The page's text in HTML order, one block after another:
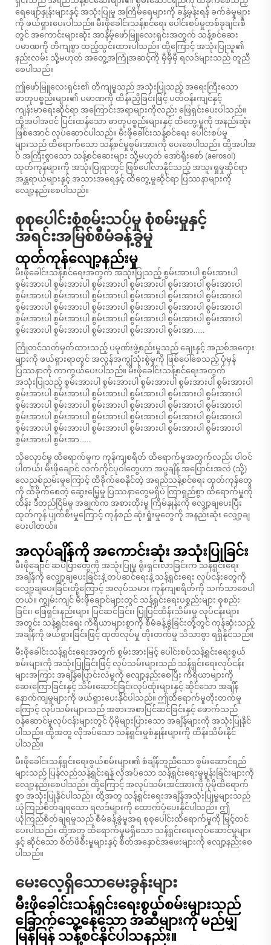
ရေဖျော်နှုန်းများနှင့် အသုံးပြုမှု အကြိမ်ရေများကို ခန့်မှန်းရန် ခက်ခဲမှုများ
ကို ဖယ်ရှားပေးပါသည်။ မီးဖိုခေါင်းသန့်စင်ရေး ပေါင်းစပ်မှုတစ်ခုချင်းစီ
တွင် အကောင်းများဆုံး အာနိမ့်ဖော်မြူလေးရှင်းအတွက် သန့်စင်ဆေး
ပမာဏကို တိကျစွာ ထည့်သွင်းထားပါသည်။ ထို့ကြောင့် အသုံးပြုသူ၏
နည်းလမ်း သို့မဟုတ် အတွေ့အကြုံအဆင့်ကို မှီမှီမှီ ရလဒ်များသည် တူညီ
စေပါသည်။
ဤဖော်မြူလေးရှင်း၏ တိကျမှုသည် အသုံးပြုသည့် အရေးကြီးသော
ဓာတုပစ္စည်းများ၏ ပမာဏကို ထိန်းညှိခြင်းဖြင့် ပတ်ဝန်းကျင်နှင့်
ကျန်းမာရေးဆိုင်ရာ အကြောင်းအရာများကိုလည်း ဖြေရှင်းပေးပါသည်။
ထို့အပါအဝင် ပြင်းထန်သော ဓာတုပစ္စည်းများနှင့် ထိတွေ့မှုကို အနည်းဆုံး
ဖြစ်အောင် လုပ်ဆောင်ပါသည်။ မီးဖိုခေါင်းသန့်စင်ရေး ပေါင်းစပ်မှု
များသည် ထိရောက်သော သန့်စင်မှုစွမ်းအားကို ပေးစေပါသည်။ ထို့အပါအ
ဝ် အကြီးစွာသော သန့်စင်ဆေးများ သို့မဟုတ် အော်ရိုးစော် (aerosol)
ထုတ်ကုန်များကို အသုံးပြုရာတွင် ဖြစ်ပေါ်လာနိုင်သည့် အသူးရှုမှုဆိုင်ရာ
အန္တရာယ်များနှင့် အသားအရေနှင့် ထိတွေ့မှုဆိုင်ရာ ပြဿနာများကို
လျော့နည်းစေပါသည်။
စုစုပေါင်းစုံစမ်းသပ်မှု စုံစမ်းမှုနှင့်
အရင်းအမြစ်စီမံခန့်ခွဲမှု
ထုတ်ကုန်လျော့နည်းမှု
မီးဖိုခေါင်းသန့်စင်ရေးအတွက် အသုံးပြုသည့် စွမ်းအားပါ စွမ်းအားပါ
စွမ်းအားပါ စွမ်းအားပါ စွမ်းအားပါ စွမ်းအားပါ စွမ်းအားပါ စွမ်းအားပါ
စွမ်းအားပါ စွမ်းအားပါ စွမ်းအားပါ စွမ်းအားပါ စွမ်းအားပါ စွမ်းအားပါ
စွမ်းအားပါ စွမ်းအားပါ စွမ်းအားပါ စွမ်းအားပါ စွမ်းအားပါ စွမ်းအားပါ
စွမ်းအားပါ စွမ်းအားပါ စွမ်းအားပါ စွမ်းအားပါ စွမ်းအားပါ စွမ်းအားပါ
စွမ်းအားပါ စွမ်းအားပါ စွမ်းအားပါ စွမ်းအားပါ စွမ်းအာ......
ကြိုတင်သတ်မှတ်ထားသည့် ပမုဏ်းဖွဲ့စည်းမှုသည် ချေးနှင့် အညစ်အကှေး
များကို ဖယ်ရှားရာတွင် အလွန်အကျွံသုံးစွဲမှုကို ဖြစ်ပေါ်စေသည့် ပုံမှန်
ပြဿနာကို ကာကွယ်ပေးပါသည်။ မီးဖိုခေါင်းသန့်စင်ရေးအတွက်
အသုံးပြုသည့် စွမ်းအားပါ စွမ်းအားပါ စွမ်းအားပါ စွမ်းအားပါ စွမ်းအားပါ
စွမ်းအားပါ စွမ်းအားပါ စွမ်းအားပါ စွမ်းအားပါ စွမ်းအားပါ စွမ်းအားပါ
စွမ်းအားပါ စွမ်းအားပါ စွမ်းအားပါ စွမ်းအားပါ စွမ်းအားပါ စွမ်းအားပါ
စွမ်းအားပါ စွမ်းအားပါ စွမ်းအားပါ စွမ်းအားပါ စွမ်းအားပါ စွမ်းအားပါ
စွမ်းအားပါ စွမ်းအားပါ စွမ်းအားပါ စွမ်းအားပါ စွမ်းအားပါ စွမ်းအားပါ
စွမ်းအားပါ စွမ်းအာ......
သိုလှောင်မှု ထိရောက်မှုက ကုန်ကျစရိတ် ထိရောက်မှုအတွက်လည်း ပါဝင်
ပါတယ်၊ မီးဖိုချောင် လက်ကိုင်ပုဝါတွေဟာ အပူချိန် အပြောင်းအလဲ (သို့)
လေညစ်ညမ်းမှုကြောင့် ထိခိုက်စေနိုင်တဲ့ အရည်သန့်စင်ရေး ထုတ်ကုန်တွေ
ကို ထိခိုက်စေတဲ့ ဆွေးမြေ့မှု ပြဿနာတွေမရှိပဲ ကြာရှည်စွာ ထိရောက်မှုကို
ထိန်း ဒီတည်ငြိမ်မှု အချက်က အစားထိုးမှု ကြိမ်နှုန်းကို လျှော့ချပေးပြီး
ထုတ်ကုန် ပျက်စီးမှုကြောင့် ကုန်စည် ဆုံးရှုံးမှုတွေကို အနည်းဆုံး လျှော့ချ
ပေးပါတယ်။
အလုပ်ချိန်ကို အကောင်းဆုံး အသုံးပြုခြင်း
မီးဖိုချောင် ဆပ်ပြာတွေကို အသုံးပြုမှု ရိုးရှင်းလာခြင်းက သန့်ရှင်းရေး
အချိန်ကို လျှော့ချပေးခြင်းနဲ့ တပ်ဆင်ရေးနဲ့ သန့်ရှင်းရေး လုပ်ငန်းတွေကို
လျှော့ချပေးခြင်းတို့ကြောင့် အလုပ်သမား ကုန်ကျစရိတ်ကို သက်သာစေပါ
တယ်။ ကျွမ်းကျင် မီးဖိုချောင်များတွင် သန့်ရှင်းရေးပစ္စည်းများ စုစည်း
ခြင်း၊ ဖြေရှင်းနည်းများ ပြင်ဆင်ခြင်း၊ ပြုပြင်ထိန်းသိမ်းမှု လုပ်ငန်းများ
အတွင်း သန့်ရှင်းရေး ကိရိယာများစွာကို စီမံခန့်ခွဲခြင်းတို့တွင် ကုန်ဆုံးသည့်
အချိန်ကို ဖယ်ရှားခြင်းဖြင့် ထုတ်လုပ်မှု တိုးတက်မှု သိသာစွာ ရရှိနိုင်သည်။
မီးဖိုခေါင်းသန့်ရှင်းရေးအတွက် စွမ်းအားမြင့် ပေါင်းစပ်သန့်ရှင်းရေးစွယ်
စမ်းများကို အသုံးပြုခြင်းဖြင့် လုပ်သမ်းများသည် သန့်ရှင်းရေးလုပ်ငန်း
များအကြား အချိန်ပြောင်းလဲမှုကို လျော့နည်းစေပြီး ကိရိယာများကို
ဆေးကြောခြင်းနှင့် သိမ်းဆောင်ခြင်းလုပ်ထုံးများနှင့် ဆိုင်သော အချိန်
နောက်ကျမှုများကို ဖယ်ရှားပေးနိုင်ပါသည်။ ဤထိရောက်မှုတိုးတက်မှု
ကြောင့် လုပ်သမ်းများသည် အစားအစာပြင်ဆင်ခြင်းနှင့် ဖောက်သည်
ဝန်ဆောင်မှုလုပ်ငန်းများတွင် ပိုမိုများပြားသော အချိန်များကို အသုံးပြုနိုင်
ပါသည်။ ထို့အတူ လိုအပ်သော သန့်ရှင်းမှုစံနှုန်းများကို ထိန်းသိမ်းနိုင်
ပါသည်။
မီးဖိုခေါင်းသန့်ရှင်းရေးစွယ်စမ်းများ၏ စံချိန်တူညီသော စွမ်းဆောင်ရည်
များသည် ပြန်လည်သန့်ရှင်းရန် လိုအပ်သော သန့်ရှင်းရေးမှုမှုန်းခြင်းများကို
လျော့နည်းစေပါသည်။ ထို့ကြောင့် အလုပ်သမ်းအင်အားကို ပိုမိုထိရောက်
စွာ အသုံးပြုနိုင်ပါသည်။ ထို့အတူ သန့်ရှင်းရေးအချိန်အသုံးပြုမှုများသည်
ယုံကြည်စိတ်ချရသော ရလဒ်များကို ထောက်ပံ့ပေးနိုင်ပါသည်။ ဤ
ယုံကြည်စိတ်ချရမှုသည် စီမံခန့်ခွဲမှုအရ စုစုပေါင်းထိရောက်မှုကို မြှင့်တင်
ပေးပါသည်။ ထို့အတူ ထိရောက်မှုမရှိသော သန့်ရှင်းရေးလုပ်ဆောင်မှုများ
နှင့် ဆိုင်သော စိတ်ဖိစီးမှုများနှင့် စိတ်အနှောင်အဖေးများကို လျော့နည်းစေ
ပါသည်။
မေးလေ့ရှိသောမေးခွန်းများ
မီးဖိုခေါင်းသန့်ရှင်းရေးစွယ်စမ်းများသည်
ခြောက်သွေ့နေသော အဆီများကို မည်မျှ
မြန်မြန် သန့်စင်နိုင်ပါသနည်း။